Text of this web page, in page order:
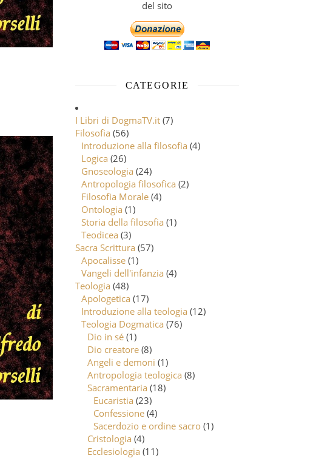
del sito
CATEGORIE
I Libri di DogmaTV.it (7)
Filosofia (56)
Introduzione alla filosofia (4)
Logica (26)
Gnoseologia (24)
Antropologia filosofica (2)
Filosofia Morale (4)
Ontologia (1)
Storia della filosofia (1)
Teodicea (3)
Sacra Scrittura (57)
Apocalisse (1)
Vangeli dell'infanzia (4)
Teologia (48)
Apologetica (17)
Introduzione alla teologia (12)
Teologia Dogmatica (76)
Dio in sé (1)
Dio creatore (8)
Angeli e demoni (1)
Antropologia teologica (8)
Sacramentaria (18)
Eucaristia (23)
Confessione (4)
Sacerdozio e ordine sacro (1)
Cristologia (4)
Ecclesiologia (11)